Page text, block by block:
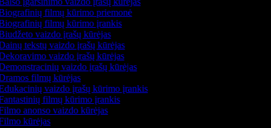
filmų kūrimo priemonė
filmų kūrimo įrankis
vaizdo įrašų kūrėjas
tekstų vaizdo įrašų kūrėjas
vaizdo įrašų kūrėjas
vaizdo įrašų kūrėjas
filmų kūrėjas
vaizdo įrašų kūrimo įrankis
filmų kūrimo įrankis
anonso vaizdo kūrėjas
kūrėjas